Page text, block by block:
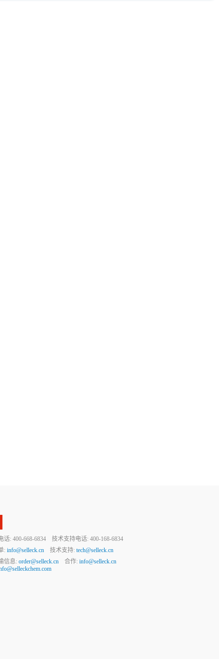
话: 400-668-6834 技术支持电话: 400-168-6834
: info@selleck.cn 技术支持: tech@selleck.cn
信息: order@selleck.cn 合作: info@selleck.cn